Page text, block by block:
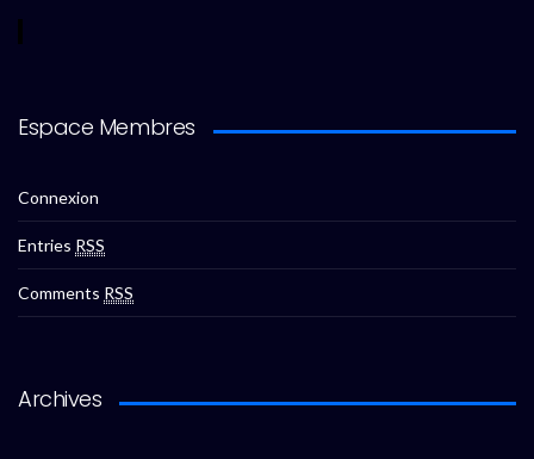
Espace Membres
Connexion
Entries RSS
Comments RSS
Archives